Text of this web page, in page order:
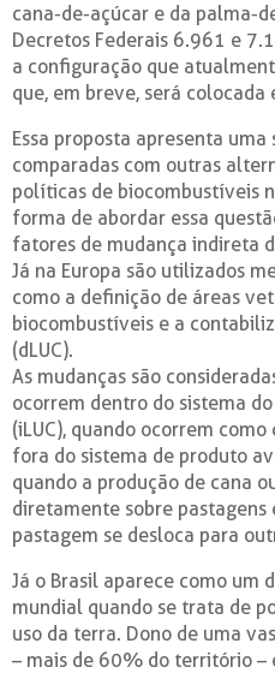
cana-de-açúcar e da palma-
Decretos Federais 6.961 e
a configuração que
que, em breve, será
Essa proposta apresenta
comparadas com outras
políticas de biocombustíveis
forma de abordar essa
fatores de mudança indireta
Já na Europa são utilizados
como a definição de áreas
biocombustíveis e a
(dLUC).
As mudanças são
ocorrem dentro do sistema
(iLUC), quando ocorrem como
fora do sistema de produto
quando a produção de cana
diretamente sobre pastagens
pastagem se desloca para
Já o Brasil aparece como um
mundial quando se trata de
uso da terra. Dono de uma
– mais de 60% do território